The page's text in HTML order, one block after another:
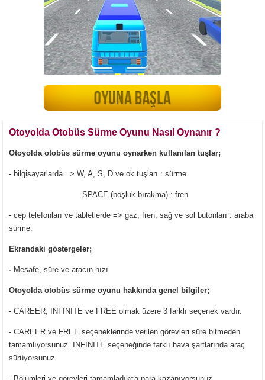
Otoyolda Otobüs Sürme Oyunu Nasıl Oynanır ?
Otoyolda otobüs sürme oyunu oynarken kullanılan tuşlar;
- bilgisayarlarda => W, A, S, D ve ok tuşları : sürme
SPACE (boşluk bırakma) : fren
- cep telefonları ve tabletlerde => gaz, fren, sağ ve sol butonları : araba
sürme.
Ekrandaki göstergeler;
- Mesafe, süre ve aracın hızı
Otoyolda otobüs sürme oyunu hakkında genel bilgiler;
- CAREER, INFINITE ve FREE olmak üzere 3 farklı seçenek vardır.
- CAREER ve FREE seçeneklerinde verilen görevleri süre bitmeden
tamamlıyorsunuz. INFINITE seçeneğinde farklı hava şartlarında araç
sürüyorsunuz.